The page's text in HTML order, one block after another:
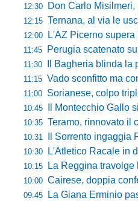
12:30 Don Carlo Misilmeri,
12:15 Ternana, al via le uscite stagionali:
12:00 L'AZ Picerno supera il
11:45 Perugia scatenato sul mercato:
11:30 Il Bagheria blinda
11:15 Vado sconfitto ma
11:00 Sorianese, colpo triplo
10:45 Il Montecchio Gallo
10:35 Teramo, rinnovato il
10:31 Il Sorrento ingaggia
10:30 L'Atletico Racale in
10:15 La Reggina travolge la
10:00 Cairese, doppia conferma
09:45 La Giana Erminio passa a